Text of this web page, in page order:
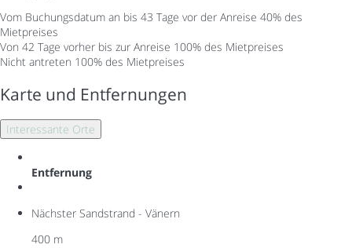
Vom Buchungsdatum an bis 43 Tage vor der Anreise 40% des
Mietpreises
Von 42 Tage vorher bis zur Anreise 100% des Mietpreises
Nicht antreten 100% des Mietpreises
Karte und Entfernungen
Interessante Orte
Entfernung
Nächster Sandstrand - Vänern
400 m